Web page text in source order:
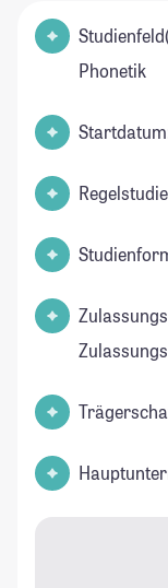
Phonetik